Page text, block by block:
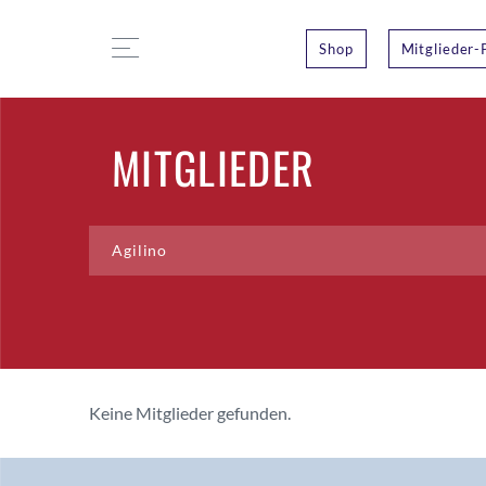
Shop Mitglieder-
MITGLIEDER
Keine Mitglieder gefunden.